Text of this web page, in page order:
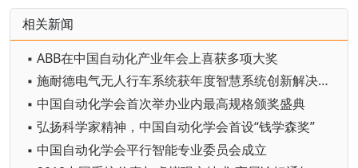
相关新闻
▪ ABB在中国自动化产业年会上喜获多项大奖
▪ 施耐德电气无人行车系统获年度智慧系统创新解决方案奖
▪ 中国自动化学会首次举办业内最高规格颁奖盛典
▪ 弘扬科学家精神，中国自动化学会首设“钱学森奖”
▪ 中国自动化学会平行智能专业委员会成立